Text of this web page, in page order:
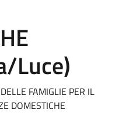
Luce)
FAMIGLIE PER IL
DOMESTICHE